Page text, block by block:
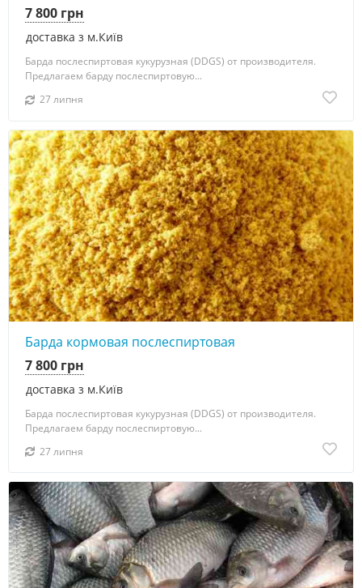
доставка з м.Київ
7 800 грн
Барда послеспиртовая кукурузная (DDGS) от производителя.
Предлагаем барду послеспиртовую...
27 липня
Барда кормовая послеспиртовая
доставка з м.Київ
7 800 грн
Барда послеспиртовая кукурузная (DDGS) от производителя.
Предлагаем барду послеспиртовую...
27 липня